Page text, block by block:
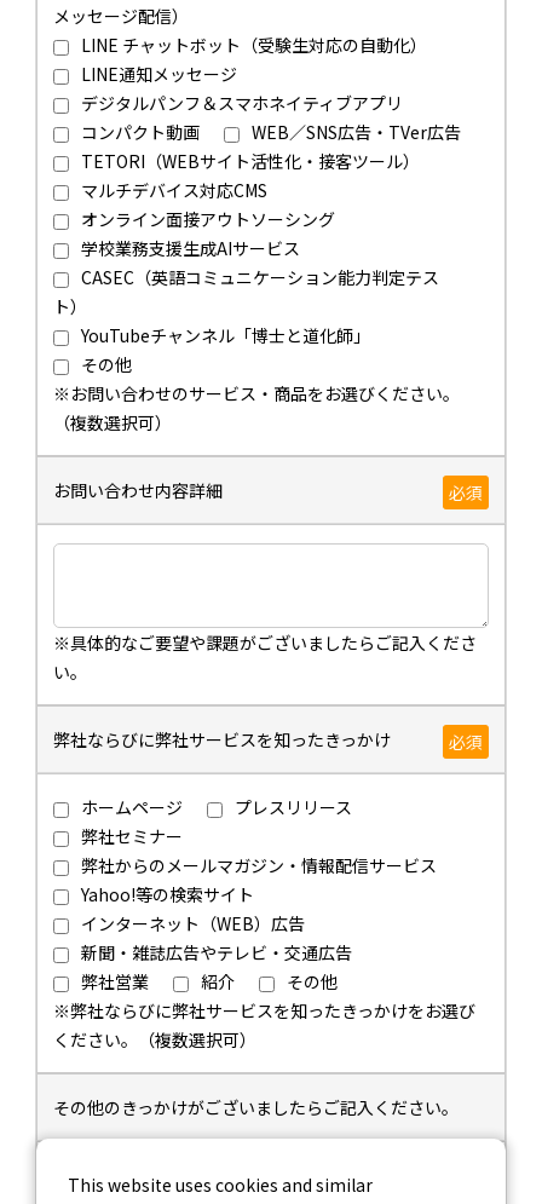
メッセージ配信）
LINE チャットボット（受験生対応の自動化）
LINE通知メッセージ
デジタルパンフ＆スマホネイティブアプリ
コンパクト動画
WEB／SNS広告・TVer広告
TETORI（WEBサイト活性化・接客ツール）
マルチデバイス対応CMS
オンライン面接アウトソーシング
学校業務支援生成AIサービス
CASEC（英語コミュニケーション能力判定テス
ト）
YouTubeチャンネル「博士と道化師」
その他
※お問い合わせのサービス・商品をお選びください。
（複数選択可）
お問い合わせ内容詳細 必須
※具体的なご要望や課題がございましたらご記入くださ
い。
弊社ならびに弊社サービスを知ったきっかけ 必須
ホームページ
プレスリリース
弊社セミナー
弊社からのメールマガジン・情報配信サービス
Yahoo!等の検索サイト
インターネット（WEB）広告
新聞・雑誌広告やテレビ・交通広告
弊社営業
紹介
その他
※弊社ならびに弊社サービスを知ったきっかけをお選び
ください。（複数選択可）
その他のきっかけがございましたらご記入ください。
This website uses cookies and similar